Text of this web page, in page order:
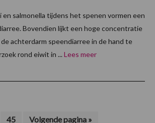
en salmonella tijdens het spenen vormen een
Bovendien lijkt een hoge concentratie
achterdarm speendiarree in de hand te
rond eiwit in ... Lees meer
Pagina
45
Ga
Volgende pagina »